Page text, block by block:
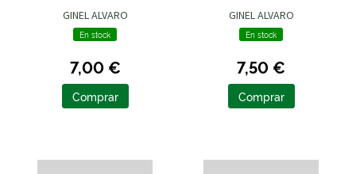
GINEL ALVARO
En stock
7,00 €
Comprar
GINEL ALVARO
En stock
7,50 €
Comprar